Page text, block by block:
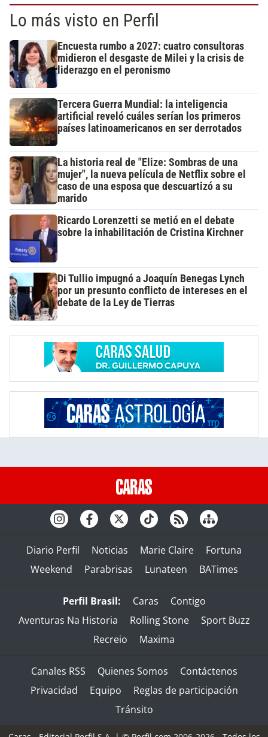
Lo más visto en Perfil
Encuesta rumbo a 2027: cuatro consultoras
midieron el desgaste de Milei y la crisis de
liderazgo en el peronismo
Tercera Guerra Mundial: la inteligencia
artificial reveló cuáles serían los primeros
países latinoamericanos en ser derrotados
La historia real de "Elize: Sombras de una
mujer", la nueva película de Netflix sobre el
caso de una esposa que descuartizó a su
marido
Ricardo Lorenzetti se metió en el debate
sobre la inhabilitación de Cristina Kirchner
Di Tullio impugnó a Joaquín Benegas Lynch
por un presunto conflicto de intereses en el
debate de la Ley de Tierras
Diario Perfil Noticias Marie Claire
Fortuna
Weekend
Parabrisas Lunateen BATimes
Perfil Brasil: Caras
Contigo
Aventuras Na Historia
Rolling Stone
Sport Buzz
Recreio
Maxima
Canales RSS Quienes Somos
Contáctenos
Privacidad
Equipo
Reglas de participación
Tránsito